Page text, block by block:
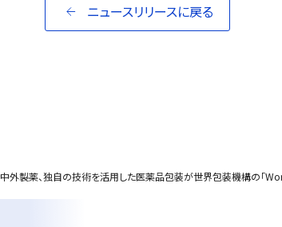
ニュースリリースに戻る
中外製薬、独自の技術を活用した医薬品包装が世界包装機構の「